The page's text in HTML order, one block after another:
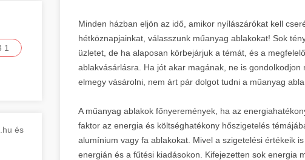
1
és
Minden házban eljön az idő, amikor nyílászárókat kell
hétköznapjainkat, válasszunk műanyag ablakokat! Sok
üzletet, de ha alaposan körbejárjuk a témát, és a
ablakvásárlásra. Ha jót akar magának, ne is
elmegy vásárolni, nem árt pár dolgot tudni a műanyag
A műanyag ablakok főnyeremények, ha az
faktor az energia és költséghatékony hőszigetelés
alumínium vagy fa ablakokat. Mivel a szigetelési értékeik
energián és a fűtési kiadásokon. Kifejezetten sok energia